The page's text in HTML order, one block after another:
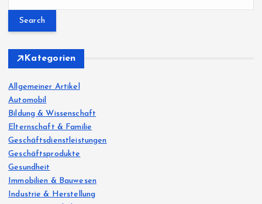
r
f
o
r
:
Kategorien
Allgemeiner Artikel
Automobil
Bildung & Wissenschaft
Elternschaft & Familie
Geschäftsdienstleistungen
Geschäftsprodukte
Gesundheit
Immobilien & Bauwesen
Industrie & Herstellung